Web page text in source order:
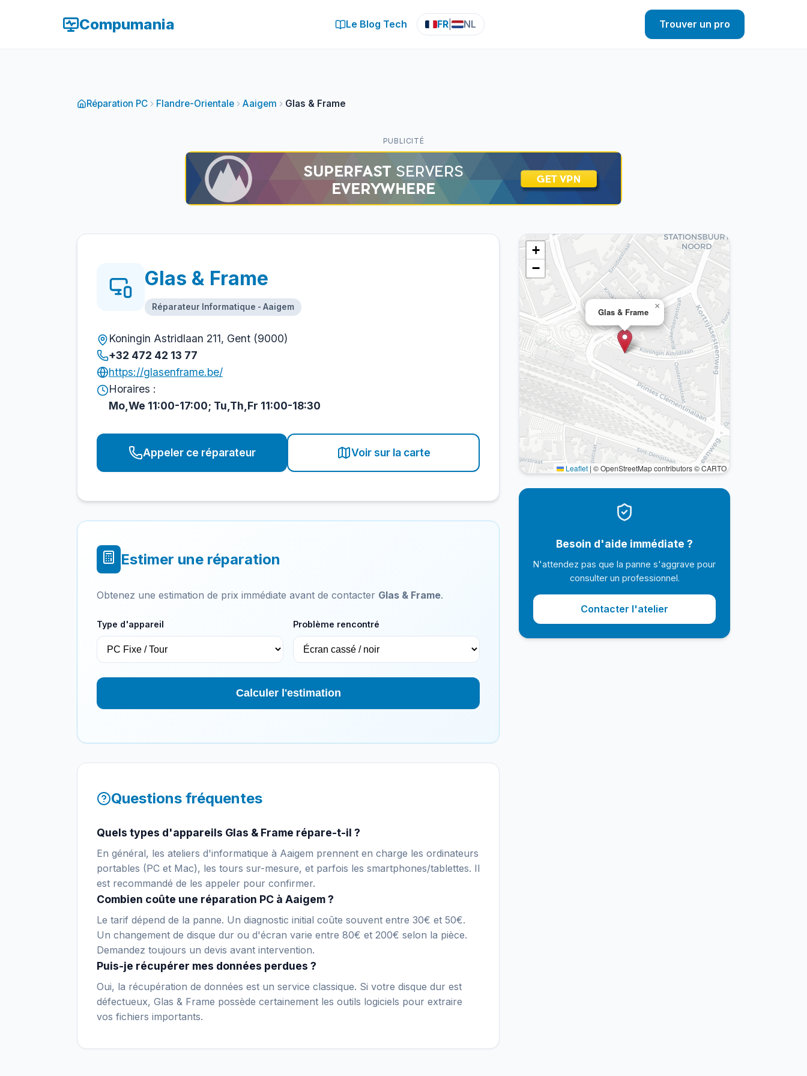
Compumania Le Blog Tech FR NL Trouver un pro
Réparation PC Flandre-Orientale Aaigem Glas & Frame
PUBLICITÉ
Glas & Frame
Réparateur Informatique - Aaigem
Koningin Astridlaan 211, Gent (9000)
+32 472 42 13 77
https://glasenframe.be/
Horaires :
Mo,We 11:00-17:00; Tu,Th,Fr 11:00-18:30
Appeler ce réparateur Voir sur la carte
Estimer une réparation
Obtenez une estimation de prix immédiate avant de contacter Glas & Frame.
Type d'appareil Problème rencontré
Calculer l'estimation
Questions fréquentes
Quels types d'appareils Glas & Frame répare-t-il ?
En général, les ateliers d'informatique à Aaigem prennent en charge les ordinateurs
portables (PC et Mac), les tours sur-mesure, et parfois les smartphones/tablettes. Il
est recommandé de les appeler pour confirmer.
Combien coûte une réparation PC à Aaigem ?
Le tarif dépend de la panne. Un diagnostic initial coûte souvent entre 30€ et 50€.
Un changement de disque dur ou d'écran varie entre 80€ et 200€ selon la pièce.
Demandez toujours un devis avant intervention.
Puis-je récupérer mes données perdues ?
Oui, la récupération de données est un service classique. Si votre disque dur est
défectueux, Glas & Frame possède certainement les outils logiciels pour extraire
vos fichiers importants.
Glas & Frame
×
+
−
Leaflet | © OpenStreetMap contributors © CARTO
Besoin d'aide immédiate ?
N'attendez pas que la panne s'aggrave pour
consulter un professionnel.
Contacter l'atelier